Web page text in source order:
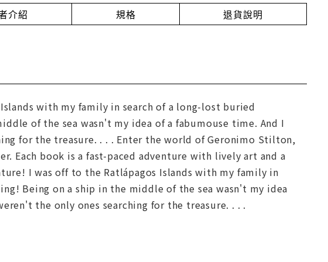
介紹 規格 退貨說明
with my family in search of a long-lost buried
of the sea wasn't my idea of a fabumouse time. And I
for the treasure. . . . Enter the world of Geronimo Stilton,
Each book is a fast-paced adventure with lively art and a
I was off to the Ratlápagos Islands with my family in
Being on a ship in the middle of the sea wasn't my idea
the only ones searching for the treasure. . . .